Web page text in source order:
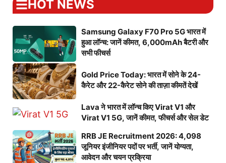
HOT NEWS
Samsung Galaxy F70 Pro 5G भारत में
हुआ लॉन्च: जानें कीमत, 6,000mAh बैटरी और
सभी फीचर्स
Gold Price Today: भारत में सोने के 24-
कैरेट और 22-कैरेट सोने की ताज़ा कीमतें देखें
Lava ने भारत में लॉन्च किए Virat V1 और
Virat V1 5G, जानें कीमत, फीचर्स और सेल डेट
RRB JE Recruitment 2026: 4,098
जूनियर इंजीनियर पदों पर भर्ती, जानें योग्यता,
आवेदन और चयन प्रक्रिया